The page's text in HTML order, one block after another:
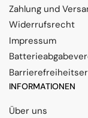
Zahlung und
Widerrufsrecht
Impressum
INFORMATIONEN
Über uns